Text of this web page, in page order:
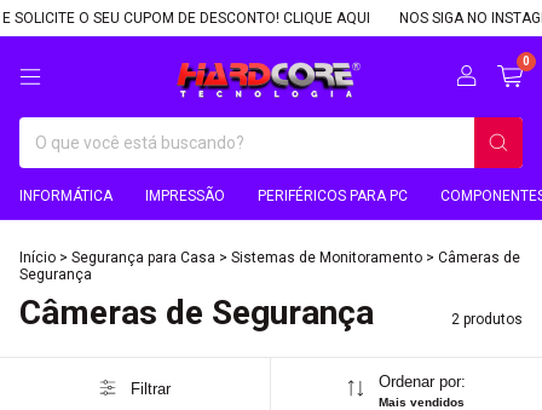
O SEU CUPOM DE DESCONTO! CLIQUE AQUI NOS SIGA NO
0
INFORMÁTICA IMPRESSÃO PERIFÉRICOS PARA PC
Início > Segurança para Casa > Sistemas de Monitoramento > Câmeras de
Segurança
Câmeras de Segurança 2 produtos
Filtrar Ordenar por:
Mais vendidos